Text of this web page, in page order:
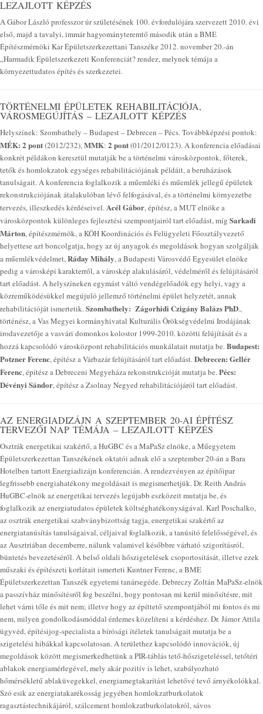
LEZAJLOTT KÉPZÉS
A Gábor László professzor úr születésének 100. évfordulójára szervezett 2010. évi
első, majd a tavalyi, immár hagyományteremtő második után a BME
Építészmérnöki Kar Épületszerkezettani Tanszéke 2012. november 20.-án
„Harmadik Épületszerkezeti Konferenciát? rendez, melynek témája a
környezettudatos építés és szerkezetei.
TÖRTÉNELMI ÉPÜLETEK REHABILITÁCIÓJA,
VÁROSMEGÚJÍTÁS – LEZAJLOTT KÉPZÉS
Helyszínek: Szombathely – Budapest – Debrecen – Pécs. Továbbképzési pontok:
MÉK: 2 pont(2012/232),MMK: 2 pont(01/2012/0123). A konferencia előadásai
konkrét példákon keresztül mutatják be a történelmi városközpontok, főterek,
tetők és homlokzatok egységes rehabilitációjának példáit, a beruházások
tanulságait. A konferencia foglalkozik a műemléki és műemlék jellegű épületek
rekonstrukciójának átalakulóban lévő felfogásával, és a történelmi környezetbe
tervezés, illeszkedés kérdéseivel.Acél Gábor, építész, a MUT elnöke a
városközpontok különleges fejlesztési szempontjairól tart előadást, míg Sarkadi
Márton, építészmérnök, a KÖH Koordinációs és Felügyeleti Főosztályvezető
helyettese azt boncolgatja, hogy az új anyagok és megoldások hogyan szolgálják
a műemlékvédelmet,Ráday Mihály, a Budapesti Városvédő Egyesület elnöke
pedig a városképi karakterről, a városkép alakulásáról, védelméről és felújításáról
tart előadást. A helyszíneken egymást váltó vendégelőadók egy helyi, vagy a
közreműködésükkel megújuló jellemző történelmi épület helyzetét, annak
rehabilitációját ismertetik.Szombathely: Zágorhidi Czigány Balázs PhD.,
történész, a Vas Megyei kormányhivatal Kulturális Örökségvédelmi Irodájának
irodavezetője a vasvári domonkos kolostor 1999-2010. közötti felújítását és a
hozzá kapcsolódó városközpont rehabilitációs munkálatait mutatja be.Budapest:
Potzner Ferenc, építész a Várbazár felújításáról tart előadást.Debrecen: Gellér
Ferenc, építész a Debreceni Megyeháza rekonstrukcióját mutatja be.Pécs:
Dévényi Sándor, építész a Zsolnay Negyed rehabilitációjáról tart előadást.
AZ ENERGIADIZÁJN A SZEPTEMBER 20-AI ÉPÍTÉSZ
TERVEZŐI NAP TÉMÁJA – LEZAJLOTT KÉPZÉS
Osztrák energetikai szakértő, a HuGBC és a MaPaSz elnöke, a Műegyetem
Épületszerkezettan Tanszékének oktatói adnak elő a szeptember 20-án a Bara
Hotelben tartott Energiadizájn konferencián. A rendezvényen az építőipar
legfrissebb energiahatékony megoldásait is megismerhetjük. Dr. Reith András
HuGBC-elnök az energetikai tervezés legújabb eszközeit mutatja be, és
foglalkozik az energiatudatos épületek költséghatékonyságával. Karl Poschalko,
az osztrák energetikai szabványbizottság tagja, energetikai szakértő az
energiatanúsítás tanulságaival, céljaival foglalkozik, a tanúsító felelősségével, és
az Ausztriában decemberre, nálunk valamivel későbbre várható szigorításról,
büntetés bevezetéséről. A belső oldali hőszigetelések csoportosítását, illetve ezek
műszaki és építészeti korlátait ismerteti Kuntner Ferenc, a BME
Épületszerkezettan Tanszék egyetemi tanársegéde. Debreczy Zoltán MaPaSz-elnök
a passzívház minősítésről fog beszélni, hogy pontosan mi kerül minősítésre, mit
lehet várni tőle és mit nem; illetve hogy az építtető szempontjából mi fontos és mi
nem, milyen gondolkodásmóddal érdemes közelíteni a kérdéshez. Dr. Jámor Attila
ügyvéd, építésijog-specialista a bírósági ítéletek tanulságait mutatja be a
szigetelési hibákkal kapcsolatosan. A területhez kapcsolódó innovációk, új
megoldások között megismerkedhetünk a PIR-táblás tető-hőszigeteléssel, tetőtéri
ablakok energiamérlegével, mely akár pozitív is lehet, szabályozható
hőmérsékletű ablaküvegekkel, energiamegtakarítást lehetővé tevő árnyékolókkal.
Szó esik az energiatakarékosság jegyében homlokzatburkolatok
ragasztástechnikájáról, szálcement homlokzatburkolatokról, sávos